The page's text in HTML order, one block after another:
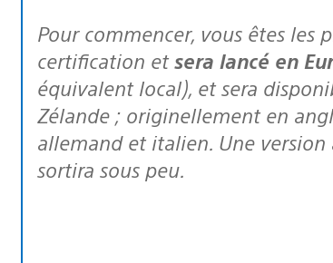
Pour commencer, vous êtes les premiers à savoir que le jeu a passé la
certification etsera lancé en
équivalent local), et sera
Zélande ; originellement en
allemand et italien. Une
sortira sous peu.